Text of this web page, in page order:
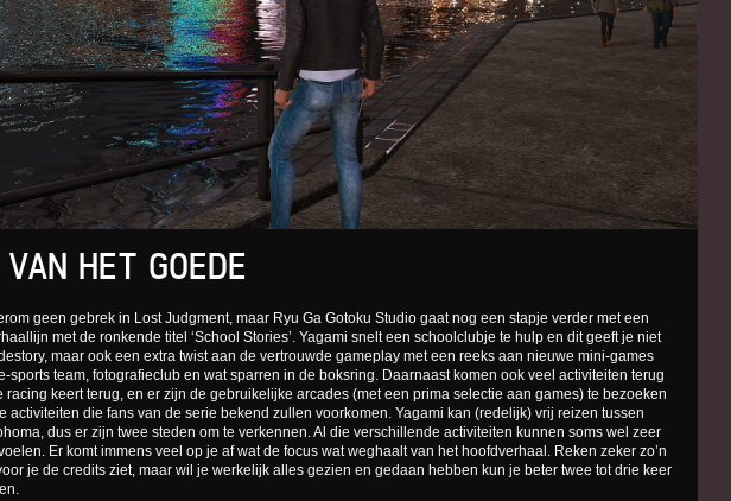
HET GOEDE
geen gebrek in Lost Judgment, maar Ryu Ga Gotoku Studio gaat nog een stapje verder met een
met de ronkende titel ‘School Stories’. Yagami snelt een schoolclubje te hulp en dit geeft je niet
maar ook een extra twist aan de vertrouwde gameplay met een reeks aan nieuwe mini-games
sports team, fotografieclub en wat sparren in de boksring. Daarnaast komen ook veel activiteiten terug
racing keert terug, en er zijn de gebruikelijke arcades (met een prima selectie aan games) te bezoeken
activiteiten die fans van de serie bekend zullen voorkomen. Yagami kan (redelijk) vrij reizen tussen
dus er zijn twee steden om te verkennen. Al die verschillende activiteiten kunnen soms wel zeer
Er komt immens veel op je af wat de focus wat weghaalt van het hoofdverhaal. Reken zeker zo’n
je de credits ziet, maar wil je werkelijk alles gezien en gedaan hebben kun je beter twee tot drie keer